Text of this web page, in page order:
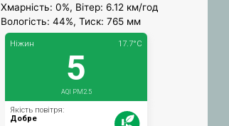
Хмарність: 0%, Вітер: 6.12 км/год
Вологість: 44%, Тиск: 765 мм